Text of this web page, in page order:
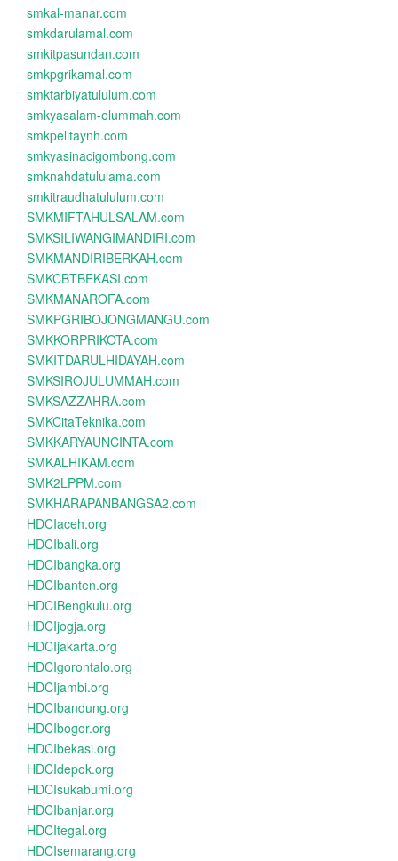
smkal-manar.com
smkdarulamal.com
smkitpasundan.com
smkpgrikamal.com
smktarbiyatululum.com
smkyasalam-elummah.com
smkpelitaynh.com
smkyasinacigombong.com
smknahdatululama.com
smkitraudhatululum.com
SMKMIFTAHULSALAM.com
SMKSILIWANGIMANDIRI.com
SMKMANDIRIBERKAH.com
SMKCBTBEKASI.com
SMKMANAROFA.com
SMKPGRIBOJONGMANGU.com
SMKKORPRIKOTA.com
SMKITDARULHIDAYAH.com
SMKSIROJULUMMAH.com
SMKSAZZAHRA.com
SMKCitaTeknika.com
SMKKARYAUNCINTA.com
SMKALHIKAM.com
SMK2LPPM.com
SMKHARAPANBANGSA2.com
HDCIaceh.org
HDCIbali.org
HDCIbangka.org
HDCIbanten.org
HDCIBengkulu.org
HDCIjogja.org
HDCIjakarta.org
HDCIgorontalo.org
HDCIjambi.org
HDCIbandung.org
HDCIbogor.org
HDCIbekasi.org
HDCIdepok.org
HDCIsukabumi.org
HDCIbanjar.org
HDCItegal.org
HDCIsemarang.org